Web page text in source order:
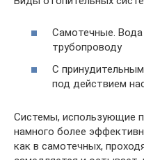
Самотечные.
трубопроводу
С
под действием
Системы, использующие
намного более
как в самотечных,